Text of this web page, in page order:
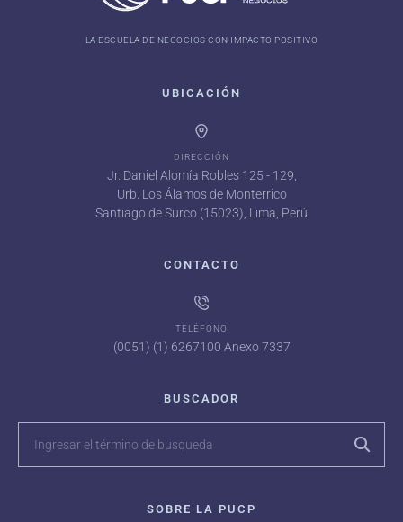
LA ESCUELA DE NEGOCIOS CON IMPACTO POSITIVO
UBICACIÓN
DIRECCIÓN
Jr. Daniel Alomía Robles 125 - 129,
Urb. Los Álamos de Monterrico
Santiago de Surco (15023), Lima, Perú
CONTACTO
TELÉFONO
(0051) (1) 6267100 Anexo 7337
BUSCADOR
SOBRE LA PUCP